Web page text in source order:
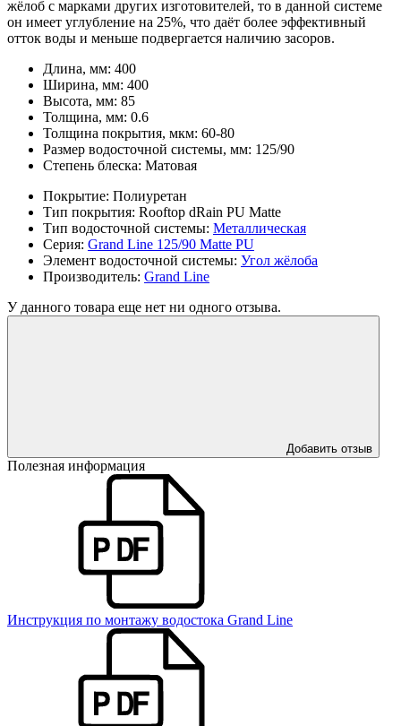
жёлоб с марками других изготовителей, то в данной системе
он имеет углубление на 25%, что даёт более эффективный
отток воды и меньше подвергается наличию засоров.
Длина, мм: 400
Ширина, мм: 400
Высота, мм: 85
Толщина, мм: 0.6
Толщина покрытия, мкм: 60-80
Размер водосточной системы, мм: 125/90
Степень блеска: Матовая
Покрытие: Полиуретан
Тип покрытия: Rooftop dRain PU Matte
Тип водосточной системы: Металлическая
Серия: Grand Line 125/90 Matte PU
Элемент водосточной системы: Угол жёлоба
Производитель: Grand Line
У данного товара еще нет ни одного отзыва.
Добавить отзыв
Полезная информация
Инструкция по монтажу водостока Grand Line